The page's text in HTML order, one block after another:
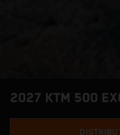
2027 KTM 500